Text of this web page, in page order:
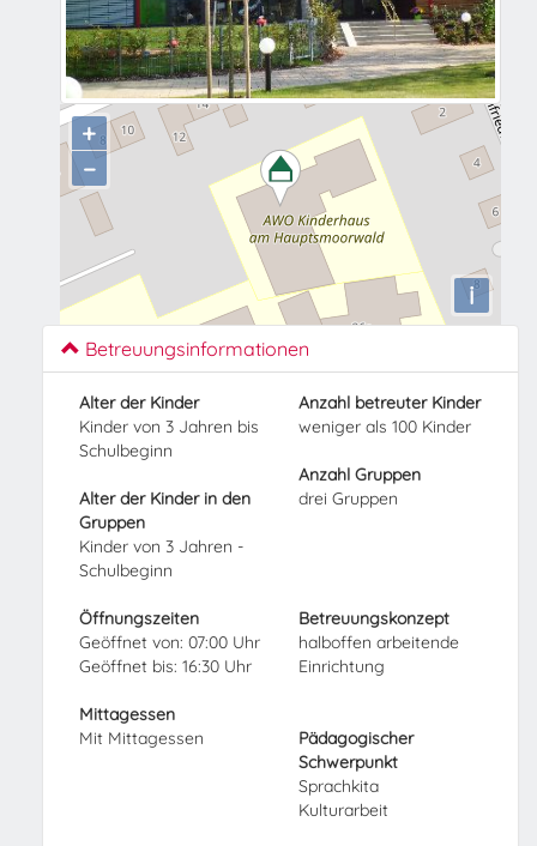
+
−
i
Betreuungsinformationen
Alter der Kinder
Kinder von 3 Jahren bis
Schulbeginn
Alter der Kinder in den
Gruppen
Kinder von 3 Jahren -
Schulbeginn
Anzahl betreuter Kinder
weniger als 100 Kinder
Anzahl Gruppen
drei Gruppen
Öffnungszeiten
Geöffnet von: 07:00 Uhr
Geöffnet bis: 16:30 Uhr
Mittagessen
Mit Mittagessen
Betreuungskonzept
halboffen arbeitende
Einrichtung
Pädagogischer
Schwerpunkt
Sprachkita
Kulturarbeit